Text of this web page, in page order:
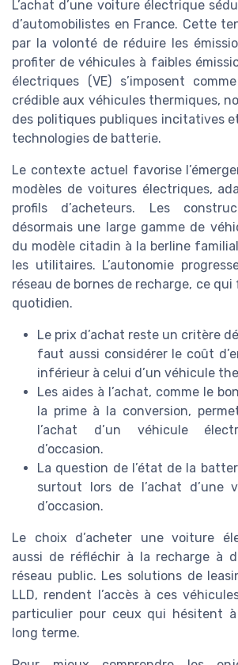
L’achat d’une voiture électrique
d’automobilistes en France. Cette
par la volonté de réduire les
profiter de véhicules à faibles
électriques (VE) s’imposent
crédible aux véhicules thermiques,
des politiques publiques incitatives
technologies de batterie.
Le contexte actuel favorise
modèles de voitures électriques,
profils d’acheteurs. Les
désormais une large gamme de
du modèle citadin à la berline
les utilitaires. L’autonomie
réseau de bornes de recharge, ce qui
quotidien.
Le prix d’achat reste un critère
faut aussi considérer le coût
inférieur à celui d’un véhicule
Les aides à l’achat, comme le
la prime à la conversion,
l’achat d’un véhicule
d’occasion.
La question de l’état de la
surtout lors de l’achat d’une
d’occasion.
Le choix d’acheter une voiture
aussi de réfléchir à la recharge à
réseau public. Les solutions de
LLD, rendent l’accès à ces
particulier pour ceux qui hésitent à
long terme.